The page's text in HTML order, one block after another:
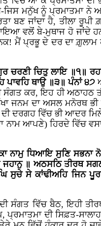
ਜਿਸ ਮਨੁੱਖ ਨੂੰ ਪ੍ਰਮਾਤਮਾ ਨੇ
ਬਣ ਜਾਂਦਾ ਹੈ, ਤੀਲਾ ਰੂਪੀ
ਵਲੋਂ ਬੇ-ਮੁਥਾਜ ਹੋ ਜਾਂਦੇ
ਮੈਂ ਪ੍ਰਭੂ ਦੇ ਦਰ ਦਾ ਗ਼ੁਲਾਮ
ਚਰਣੀ ਚਿਤੁ ਲਾਇ ॥੧॥
ਥਾਉ ॥੩॥ ਪੰਨਾਂ ੪੭
ਸੰਗਤ ਕਰ, ਇਹ ਹੀ ਅਠਾਹਠ
ਜਨਮ ਦਾ ਅਸਲ ਮਨੋਰਥ
ਦਰਗਹ ਵਿੱਚ ਭੀ ਆਦਰ
ਨਾਮ ਆਪਣੇ) ਹਿਰਦੇ ਵਿੱਚ
ਨਾਮੁ ਧਿਆਇ ਸੁਣਿ ਸਭਨਾ
॥ ਅਠਸਠਿ ਤੀਰਥ
ਸੇ ਕਾਂਢੀਅਹਿ ਜਿਨ
ਸੰਗਤ ਵਿੱਚ ਬੈਠ, ਇਹੀ
ਦੀ ਸਿਫ਼ਤ-